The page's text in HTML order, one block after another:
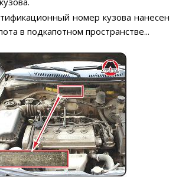
номер кузова нанесен
в подкапотном пространстве...